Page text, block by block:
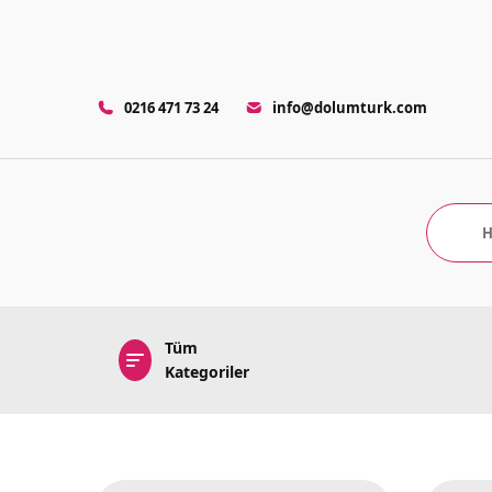
0216 471 73 24 info@dolumturk.com
Tüm
Kategoriler